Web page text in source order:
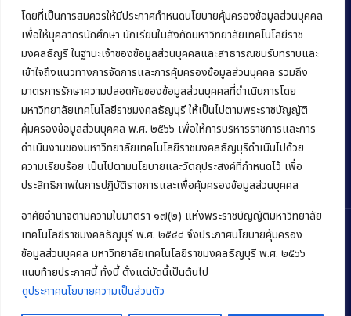
โดยที่เป็นการสมควรให้มีประกาศกำหนดนโยบายคุ้มครองข้อมูลส่วนบุคคล
เพื่อให้บุคลากรนักศึกษา นักเรียนในสังกัดมหาวิทยาลัยเทคโนโลยีราช
มงคลธัญรี ในฐานะเจ้าของข้อมูลส่วนบุคคลและสาธารณชนรับทราบและ
เข้าใจถึงแนวทางการจัดการและการคุ้มครองข้อมูลส่วนบุคคล รวมถึง
มาตรการรักษาความปลอดภัยของข้อมูลส่วนบุคคลที่ดำเนินการโดย
มหาวิทยาลัยเทคโนโลยีราชมงคลธัญบุรี ให้เป็นไปตามพระราชบัญญัติ
คุ้มครองข้อมูลส่วนบุคคล พ.ศ. ๒๕๖๖ เพื่อให้การบริหารราชการและการ
ดำเนินงานของมหาวิทยาลัยเทคโนโลยีราชมงคลธัญบุรีดำเนินไปด้วย
ความเรียบร้อย เป็นไปตามนโยบายและวัตถุประสงค์ที่กำหนดไว้ เพื่อ
ประสิทธิภาพในการปฏิบัติราชการและเพื่อคุ้มครองข้อมูลส่วนบุคคล
อาศัยอำนาจตามความในมาตรา ๑๗(๒) แห่งพระราชบัญญัติมหาวิทยาลัย
เทคโนโลยีราชมงคลธัญบุรี พ.ศ. ๒๕๔๘ จึงประกาศนโยบายคุ้มครอง
ข้อมูลส่วนบุคคล มหาวิทยาลัยเทคโนโลยีราชมงคลธัญบุรี พ.ศ. ๒๕๖๖
แนบท้ายประกาศนี้ ทั้งนี้ ตั้งแต่บัดนี้เป็นต้นไป
ดูประกาศนโยบายความเป็นส่วนตัว
มหาวิทยาลัยเทคโนโลยีราชมงคลธัญบุรี
39 หมู่ 1 ถนนรังสิต-นครนายก ตำบลคลองหก
อำเภอคลองหลวง จังหวัดปทุมธานี 12120
Phone:+66 (0) 2549 3243,+66 (0) 2549 3241
E-mail:bus@rmutt.ac.th
Copyright © 2022 คณะบริหารธุรกิจ มหาวิทยาลัยเทคโนโลยีราชมงคล
ธัญบุรี